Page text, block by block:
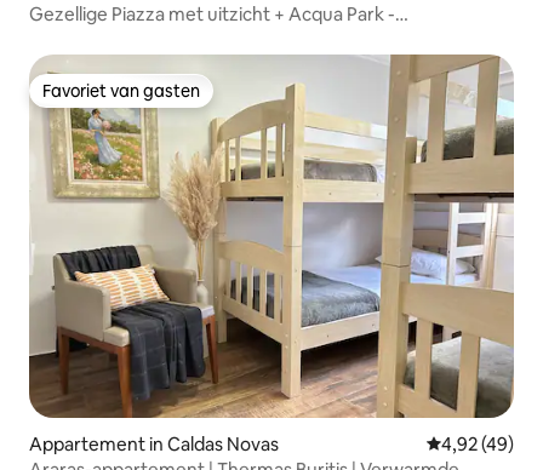
Gezellige Piazza met uitzicht + Acqua Park -
Favoriet van gasten
Favoriet van gasten
Appartement in Caldas Novas Gemiddelde
4,92 (49)